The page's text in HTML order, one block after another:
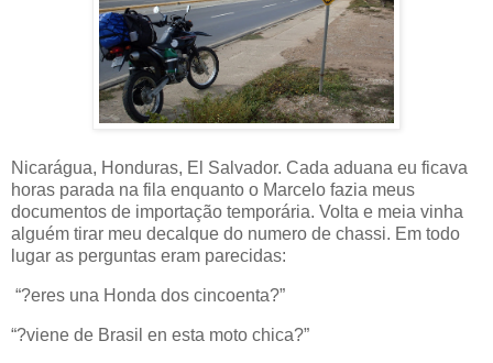
Nicarágua, Honduras, El Salvador. Cada aduana eu ficava
horas parada na fila enquanto o Marcelo fazia meus
documentos de importação temporária. Volta e meia vinha
alguém tirar meu decalque do numero de chassi. Em todo
lugar as perguntas eram parecidas:
“?eres una Honda dos cincoenta?”
“?viene de Brasil en esta moto chica?”